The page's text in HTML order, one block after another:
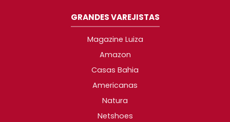
GRANDES VAREJISTAS
Magazine Luiza
Amazon
Casas Bahia
Americanas
Natura
Netshoes